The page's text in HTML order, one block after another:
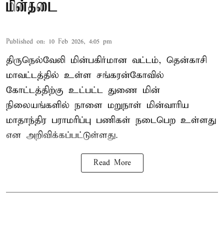
மின்தடை
Published on: 10 Feb 2026, 4:05 pm
திருநெல்வேலி மின்பகிர்மான வட்டம், தென்காசி
மாவட்டத்தில் உள்ள சங்கரன்கோவில்
கோட்டத்திற்கு உட்பட்ட துணை மின்
நிலையங்களில் நாளை மறுநாள் மின்வாரிய
மாதாந்திர பராமரிப்பு பணிகள் நடைபெற உள்ளது
என அறிவிக்கப்பட்டுள்ளது.
Read More